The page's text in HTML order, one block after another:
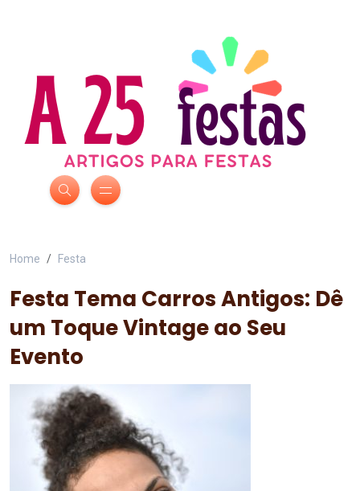
Home Festa
Festa Tema Carros Antigos: Dê
um Toque Vintage ao Seu
Evento